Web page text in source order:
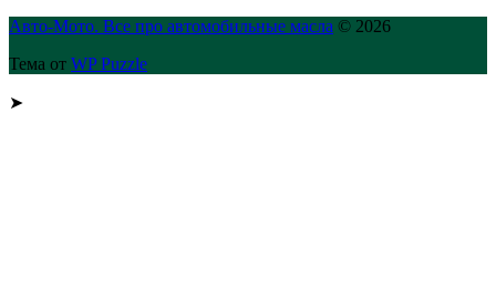
Авто-Мото. Все про автомобильные масла © 2026
Тема от WP Puzzle
➤